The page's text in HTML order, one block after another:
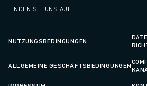
FINDEN SIE UNS AUF:
NUTZUNGSBEDINGUNGEN
ALLGEMEINE GESCHÄFTSBEDINGUNGEN